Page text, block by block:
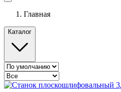
Главная
Каталог